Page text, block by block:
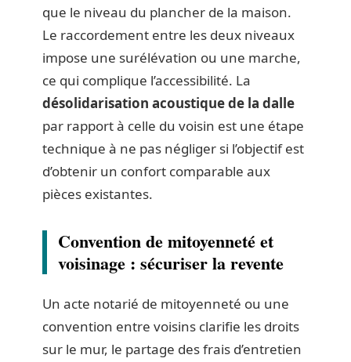
que le niveau du plancher de la maison.
Le raccordement entre les deux niveaux
impose une surélévation ou une marche,
ce qui complique l’accessibilité. La
désolidarisation acoustique de la dalle
par rapport à celle du voisin est une étape
technique à ne pas négliger si l’objectif est
d’obtenir un confort comparable aux
pièces existantes.
Convention de mitoyenneté et
voisinage : sécuriser la revente
Un acte notarié de mitoyenneté ou une
convention entre voisins clarifie les droits
sur le mur, le partage des frais d’entretien